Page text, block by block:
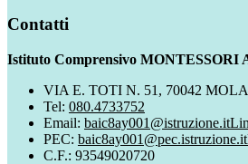
Contatti
Istituto Comprensivo
VIA E. TOTI N. 51, 70042
Tel: 080.4733752
Email: baic8ay001@istruzione.it
PEC: baic8ay001@pec.istruzione.it
C.F.: 93549020720